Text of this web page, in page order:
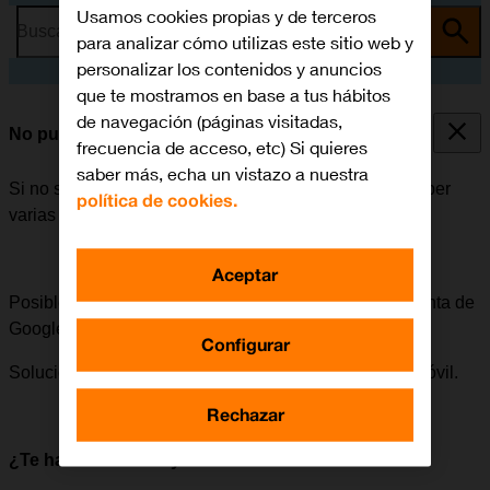
Busca por problema o tema
No puedo instalar una app
Si no se puede instalar una app en el móvil, puede haber
varias causas posibles al problema.
Posible causa 3 de 4:Para poder instalar apps, la cuenta de
Google tiene que estar activada en el móvil.
Solución:Cómo activar una cuenta de Google en el móvil.
¿Te ha servido de ayuda?
Usamos cookies propias y de terceros
para analizar cómo utilizas este sitio web y
personalizar los contenidos y anuncios
que te mostramos en base a tus hábitos
de navegación (páginas visitadas,
frecuencia de acceso, etc) Si quieres
saber más, echa un vistazo a nuestra
política de cookies.
Configurar
Rechazar
Aceptar